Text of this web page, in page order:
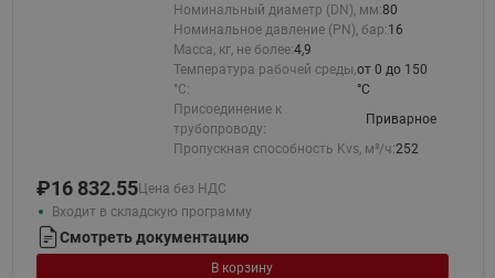
Номинальный диаметр (DN), мм:80
Номинальное давление (PN), бар:16
Масса, кг, не более:4,9
Температура рабочей среды,
°С:
от 0 до 150
°C
Присоединение к
трубопроводу:
Приварное
Пропускная способность Kvs, м³/ч:252
₽16 832.55Цена без НДС
Входит в складскую программу
Смотреть документацию
В корзину